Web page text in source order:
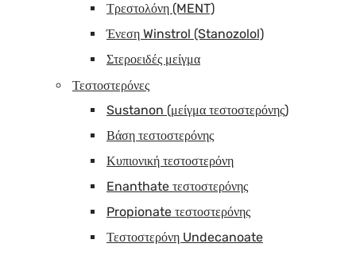
Τρεστολόνη (MENT)
Ένεση Winstrol (Stanozolol)
Στεροειδές μείγμα
Τεστοστερόνες
Sustanon (μείγμα τεστοστερόνης)
Βάση τεστοστερόνης
Κυπιονική τεστοστερόνη
Enanthate τεστοστερόνης
Propionate τεστοστερόνης
Τεστοστερόνη Undecanoate